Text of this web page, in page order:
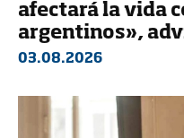
afectará la vida
argentinos»,
03.08.2026